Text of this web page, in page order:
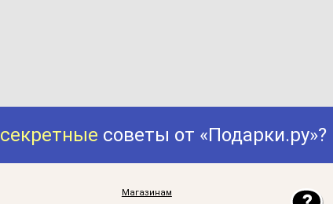
секретные советы от «Подарки.ру»?
Магазинам